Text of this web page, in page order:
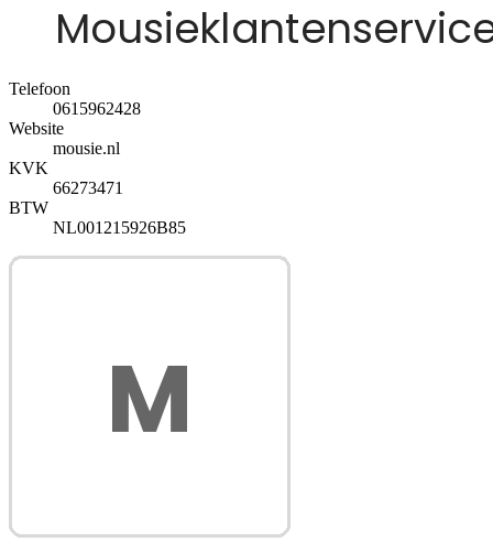
Telefoon
0615962428
Website
mousie.nl
KVK
66273471
BTW
NL001215926B85